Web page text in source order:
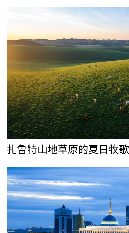
扎鲁特山地草原的夏日牧歌